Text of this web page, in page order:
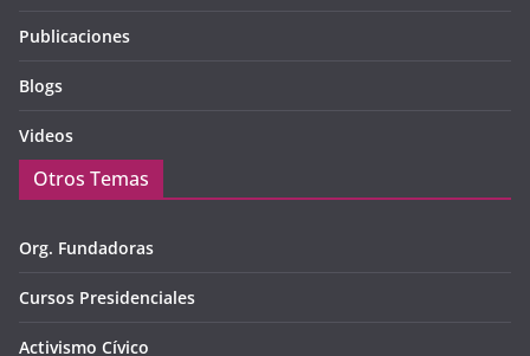
Publicaciones
Blogs
Videos
Otros Temas
Org. Fundadoras
Cursos Presidenciales
Activismo Cívico